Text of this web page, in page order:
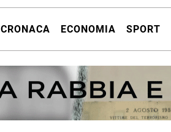
CRONACA ECONOMIA SPORT